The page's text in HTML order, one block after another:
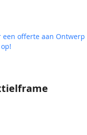
een offerte aan